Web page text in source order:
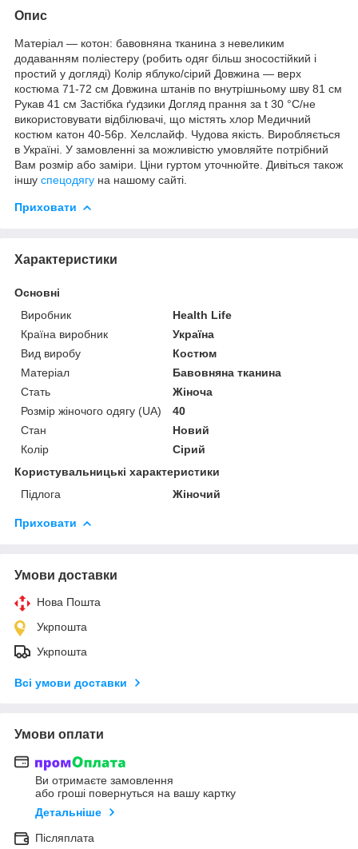
Опис
Матеріал — котон: бавовняна тканина з невеликим
додаванням поліестеру (робить одяг більш зносостійкий і
простий у догляді) Колір яблуко/сірий Довжина — верх
костюма 71-72 см Довжина штанів по внутрішньому шву 81 см
Рукав 41 см Застібка ґудзики Догляд прання за t 30 °C/не
використовувати відбілювачі, що містять хлор Медичний
костюм катон 40-56р. Хелслайф. Чудова якість. Виробляється
в Україні. У замовленні за можливістю умовляйте потрібний
Вам розмір або заміри. Ціни гуртом уточнюйте. Дивіться також
іншу спецодягу на нашому сайті.
Приховати
Характеристики
Основні
Виробник
Health Life
Країна виробник
Україна
Вид виробу
Костюм
Матеріал
Бавовняна тканина
Стать
Жіноча
Розмір жіночого одягу (UA)
40
Стан
Новий
Колір
Сірий
Користувальницькі характеристики
Підлога
Жіночий
Приховати
Умови доставки
Нова Пошта
Укрпошта
Укрпошта
Всі умови доставки
Умови оплати
Ви отримаєте замовлення
або гроші повернуться на вашу картку
Детальніше
Післяплата